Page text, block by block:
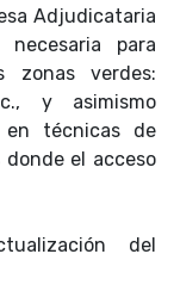
Adjudicataria
para
zonas verdes:
y asimismo
en técnicas de
donde el acceso
del